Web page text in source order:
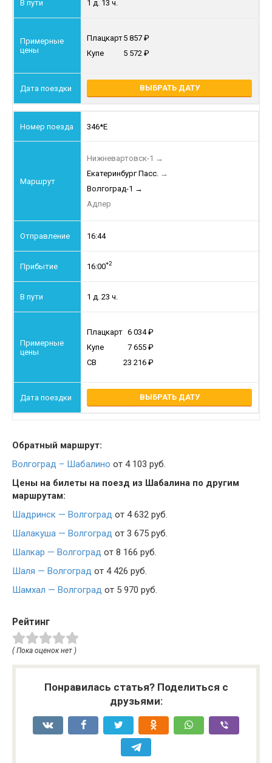
1 д. 13 ч.
Плацкарт5 857
Купе
5 572
ВЫБРАТЬ ДАТУ
346*Е
Нижневартовск-1 →
Екатеринбург Пасс. →
Волгоград-1 →
Адлер
16:44
16:00+2
1 д. 23 ч.
Плацкарт 6 034
Купе
7 655
СВ
23 216
ВЫБРАТЬ ДАТУ
Обратный маршрут:
Волгоград – Шабалино от 4 103 руб.
Цены на билеты на поезд из Шабалина по другим
маршрутам:
Шадринск — Волгоград от 4 632 руб.
Шалакуша — Волгоград от 3 675 руб.
Шалкар — Волгоград от 8 166 руб.
Шаля — Волгоград от 4 426 руб.
Шамхал — Волгоград от 5 970 руб.
Рейтинг
( Пока оценок нет )
Понравилась статья? Поделиться с
друзьями: